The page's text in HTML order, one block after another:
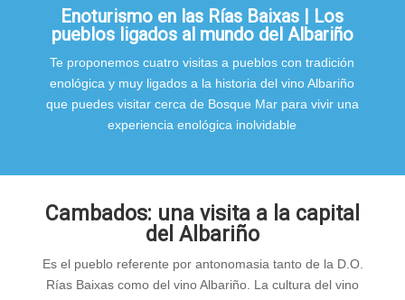
Enoturismo en las Rías Baixas | Los
pueblos ligados al mundo del Albariño
Te proponemos cuatro visitas a pueblos con tradición
enológica y muy ligados a la historia del vino Albariño
que puedes visitar cerca de Bosque Mar para vivir una
experiencia enológica inolvidable
Cambados: una visita a la capital
del Albariño
Es el pueblo referente por antonomasia tanto de la D.O.
Rías Baixas como del vino Albariño. La cultura del vino